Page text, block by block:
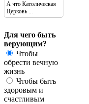
А что Католическая
Церковь ...
Для чего быть
верующим?
Чтобы
обрести вечную
жизнь
Чтобы быть
здоровым и
счастливым